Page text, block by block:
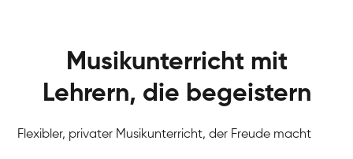
Musikunterricht mit
Lehrern, die begeistern
Flexibler, privater Musikunterricht, der Freude macht